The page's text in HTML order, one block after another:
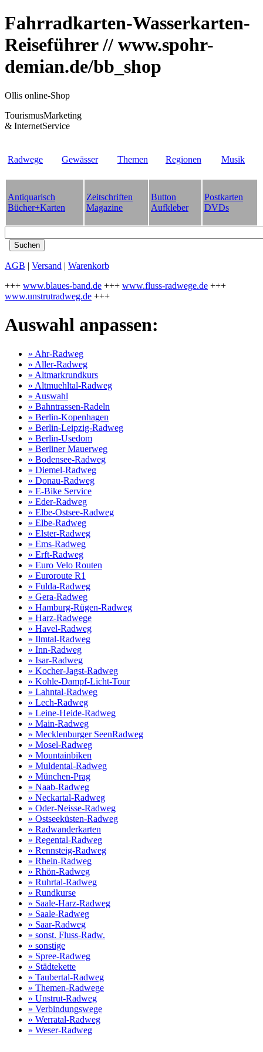
Fahrradkarten-Wasserkarten-
Reiseführer // www.spohr-
demian.de/bb_shop
Ollis online-Shop
TourismusMarketing
& InternetService
Radwege Gewässer Themen Regionen Musik
Antiquarisch
Bücher+Karten
Zeitschriften
Magazine
Button
Aufkleber
Postkarten
DVDs
AGB | Versand | Warenkorb
+++ www.blaues-band.de +++ www.fluss-radwege.de +++
www.unstrutradweg.de +++
Auswahl anpassen:
» Ahr-Radweg
» Aller-Radweg
» Altmarkrundkurs
» Altmuehltal-Radweg
» Auswahl
» Bahntrassen-Radeln
» Berlin-Kopenhagen
» Berlin-Leipzig-Radweg
» Berlin-Usedom
» Berliner Mauerweg
» Bodensee-Radweg
» Diemel-Radweg
» Donau-Radweg
» E-Bike Service
» Eder-Radweg
» Elbe-Ostsee-Radweg
» Elbe-Radweg
» Elster-Radweg
» Ems-Radweg
» Erft-Radweg
» Euro Velo Routen
» Euroroute R1
» Fulda-Radweg
» Gera-Radweg
» Hamburg-Rügen-Radweg
» Harz-Radwege
» Havel-Radweg
» Ilmtal-Radweg
» Inn-Radweg
» Isar-Radweg
» Kocher-Jagst-Radweg
» Kohle-Dampf-Licht-Tour
» Lahntal-Radweg
» Lech-Radweg
» Leine-Heide-Radweg
» Main-Radweg
» Mecklenburger SeenRadweg
» Mosel-Radweg
» Mountainbiken
» Muldental-Radweg
» München-Prag
» Naab-Radweg
» Neckartal-Radweg
» Oder-Neisse-Radweg
» Ostseeküsten-Radweg
» Radwanderkarten
» Regental-Radweg
» Rennsteig-Radweg
» Rhein-Radweg
» Rhön-Radweg
» Ruhrtal-Radweg
» Rundkurse
» Saale-Harz-Radweg
» Saale-Radweg
» Saar-Radweg
» sonst. Fluss-Radw.
» sonstige
» Spree-Radweg
» Städtekette
» Taubertal-Radweg
» Themen-Radwege
» Unstrut-Radweg
» Verbindungswege
» Werratal-Radweg
» Weser-Radweg